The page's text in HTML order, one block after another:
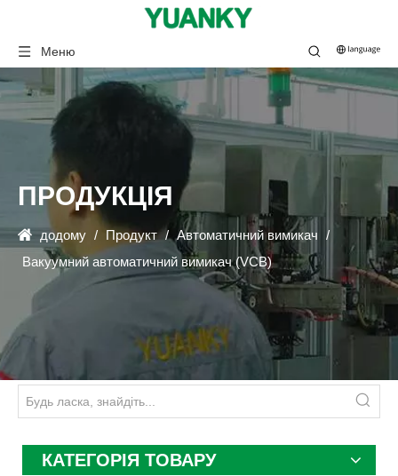
Меню
ПРОДУКЦІЯ
додому / Продукт / Автоматичний вимикач /
Вакуумний автоматичний вимикач (VCB)
КАТЕГОРІЯ ТОВАРУ